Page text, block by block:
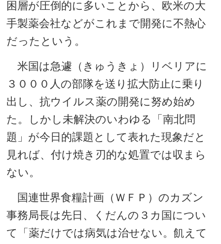
困層が圧倒的に多いことから、欧米の大
手製薬会社などがこれまで開発に不熱心
だったという。
米国は急遽（きゅうきょ）リベリアに
３０００人の部隊を送り拡大防止に乗り
出し、抗ウイルス薬の開発に努め始め
た。しかし未解決のいわゆる「南北問
題」が今日的課題として表れた現象だと
見れば、付け焼き刃的な処置では収まら
ない。
国連世界食糧計画（ＷＦＰ）のカズン
事務局長は先日、くだんの３カ国につい
て「薬だけでは病気は治せない。飢えて